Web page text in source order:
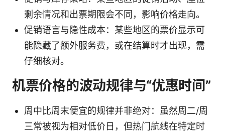
剩余情况和出票期限会不同，影响价格走向。
促销语言与隐性成本：某些地区的票价显示可
能隐藏了额外服务费，或在结算时才出现，需
仔细核对。
机票价格的波动规律与“优惠时间”
周中比周末便宜的规律并非绝对：虽然周二/周
三常被视为相对低价日，但热门航线在特定时